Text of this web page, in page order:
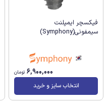
فیکسچر ایمپلنت
سیمفونی(Symphony)
6,900,000 تومان
انتخاب سایز و خرید